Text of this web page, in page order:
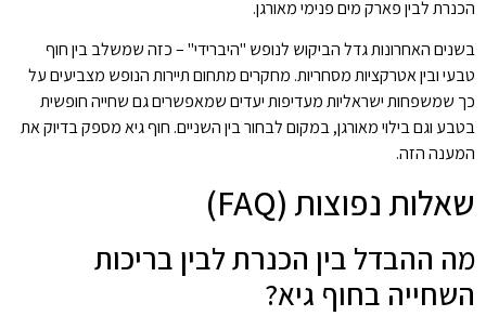
הכנרת לבין פארק מים פנימי מאורגן.
בשנים האחרונות גדל הביקוש לנופש "היברידי" – כזה שמשלב בין חוף
טבעי ובין אטרקציות מסחריות. מחקרים מתחום תיירות הנופש מצביעים על
כך שמשפחות ישראליות מעדיפות יעדים שמאפשרים גם שחייה חופשית
בטבע וגם בילוי מאורגן, במקום לבחור בין השניים. חוף גיא מספק בדיוק את
המענה הזה.
שאלות נפוצות (FAQ)
מה ההבדל בין הכנרת לבין בריכות
השחייה בחוף גיא?